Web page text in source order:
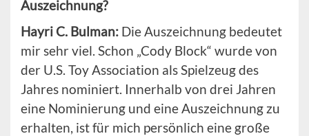
Auszeichnung?
Hayri C. Bulman: Die Auszeichnung bedeutet
mir sehr viel. Schon „Cody Block“ wurde von
der U.S. Toy Association als Spielzeug des
Jahres nominiert. Innerhalb von drei Jahren
eine Nominierung und eine Auszeichnung zu
erhalten, ist für mich persönlich eine große